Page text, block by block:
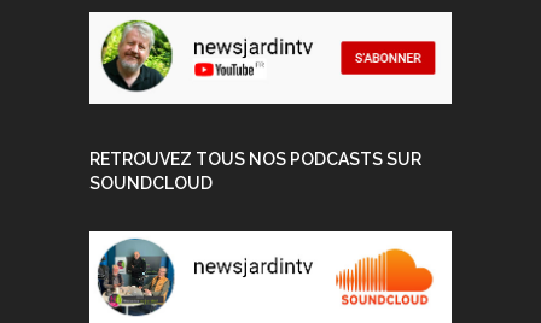
RETROUVEZ TOUS NOS PODCASTS SUR
SOUNDCLOUD